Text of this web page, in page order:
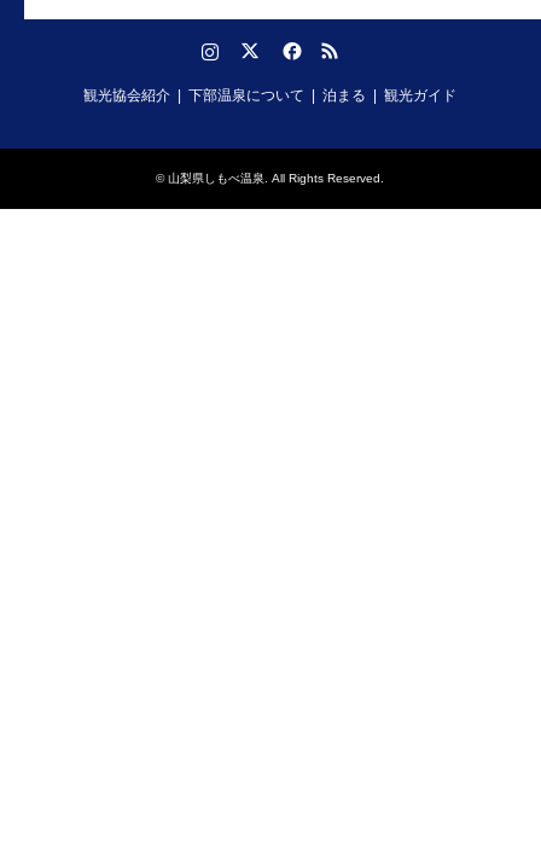
FacebookRSS
観光協会紹介 下部温泉について 泊まる 観光ガイド
©山梨県しもべ温泉 . All Rights Reserved.